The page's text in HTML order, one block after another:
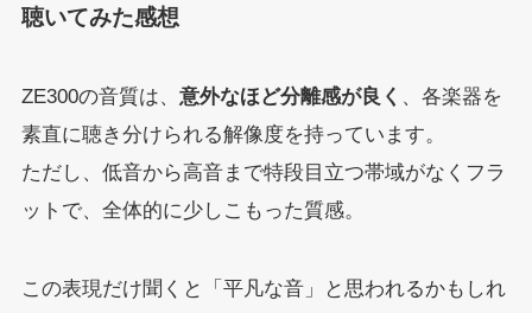
聴いてみた感想
ZE300の音質は、 意外なほど分離感が良く 、各楽器を
素直に聴き分けられる解像度を持っています。
ただし、低音から高音まで特段目立つ帯域がなくフラ
ットで、全体的に少しこもった質感。
この表現だけ聞くと「平凡な音」と思われるかもしれ